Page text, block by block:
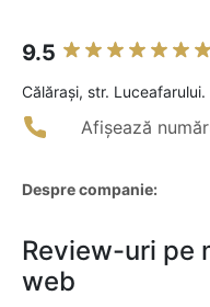
9.5
Călăraşi, str.
Afișează
Despre companie:
Review-uri pe
web